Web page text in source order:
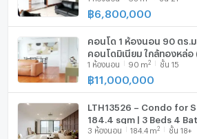
฿6,800,000
คอนโด 1 ห้องนอน 90 ตร.ม
คอนโดมิเนียม ใกล้ทองหล่อ
1 ห้องนอน 90 m2 ชั้น 15
฿11,000,000
LTH13526 – Condo for
184.4 sqm | 3 Beds 4
BTS Thonglor | คอนโดขา
3 ห้องนอน 184.4 m2 ชั้น 18+